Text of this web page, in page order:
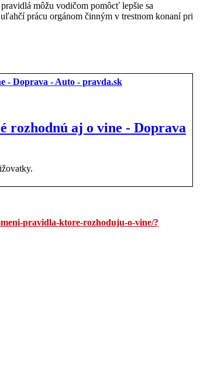
môžu vodičom pomôcť lepšie sa
prácu orgánom činným v trestnom konaní pri
rozhodnú aj o vine - Doprava
pravidla-ktore-rozhoduju-o-vine/?